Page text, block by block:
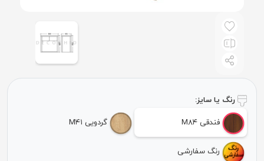
رنگ یا سایز:
فندقی M۸۴ گردویی M۴۱
رنگ سفارشی